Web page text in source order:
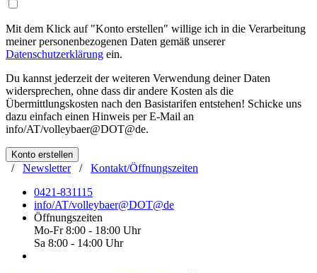
Mit dem Klick auf "Konto erstellen" willige ich in die Verarbeitung
meiner personenbezogenen Daten gemäß unserer
Datenschutzerklärung ein.
Du kannst jederzeit der weiteren Verwendung deiner Daten
widersprechen, ohne dass dir andere Kosten als die
Übermittlungskosten nach den Basistarifen entstehen! Schicke uns
dazu einfach einen Hinweis per E-Mail an
info/AT/volleybaer@DOT@de.
Konto erstellen
/ Newsletter/ Kontakt/Öffnungszeiten
0421-831115
info/AT/volleybaer@DOT@de
Öffnungszeiten
Mo-Fr 8:00 - 18:00 Uhr
Sa 8:00 - 14:00 Uhr